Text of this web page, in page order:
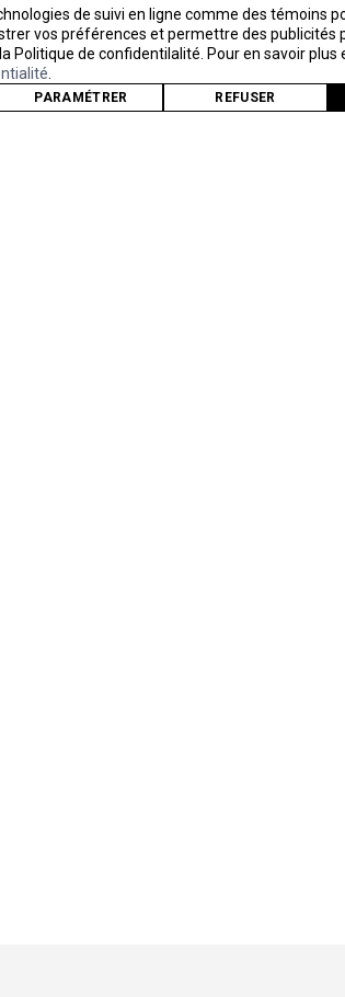
de suivi en ligne comme des témoins
vos préférences et permettre des publicités
Politique de confidentilalité. Pour en savoir
PARAMÉTRER REFUSER